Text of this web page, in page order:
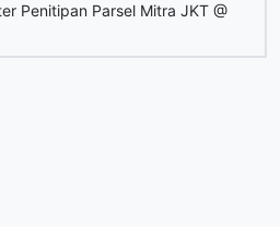
Penitipan Parsel Mitra JKT @